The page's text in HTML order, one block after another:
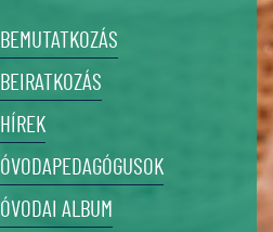
BEMUTATKOZÁS
BEIRATKOZÁS
HÍREK
ÓVODAPEDAGÓGUSOK
ÓVODAI ALBUM